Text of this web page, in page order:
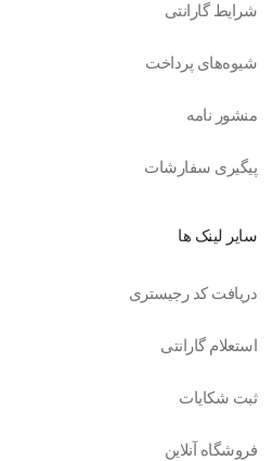
شرایط گارانتی
شیوه‌های پرداخت
منشور نامه
پیگیری سفارشات
سایر لینک ها
دریافت کد رجیستری
استعلام گارانتی
ثبت شکایات
فروشگاه آنلاین